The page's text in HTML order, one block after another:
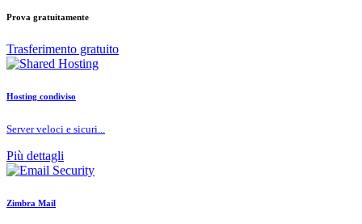
Prova gratuitamente
Trasferimento gratuito
Hosting condiviso
Server veloci e sicuri...
Più dettagli
Zimbra Mail